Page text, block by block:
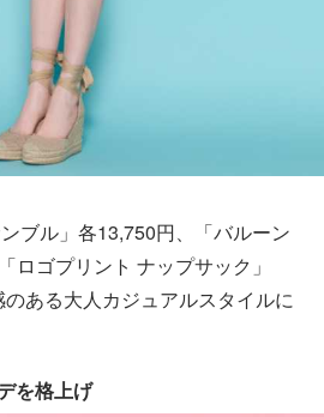
ブル」各13,750円、「バルーン
ロゴプリント ナップサック」
ある大人カジュアルスタイルに
を格上げ